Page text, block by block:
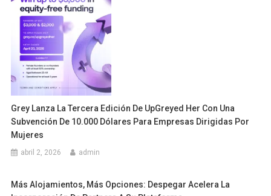
Grey Lanza La Tercera Edición De UpGreyed Her Con Una
Subvención De 10.000 Dólares Para Empresas Dirigidas Por
Mujeres
abril 2, 2026 admin
Más Alojamientos, Más Opciones: Despegar Acelera La